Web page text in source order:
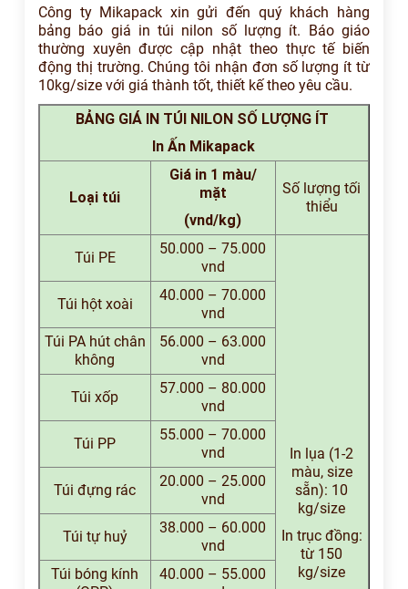
Công ty Mikapack xin gửi đến quý khách hàng
bảng báo giá in túi nilon số lượng ít. Báo giáo
thường xuyên được cập nhật theo thực tế biến
động thị trường. Chúng tôi nhận đơn số lượng ít từ
10kg/size với giá thành tốt, thiết kế theo yêu cầu.
BẢNG GIÁ IN TÚI NILON SỐ LƯỢNG ÍT
In Ấn Mikapack
Loại túi
Giá in 1 màu/
mặt
(vnd/kg)
Số lượng tối
thiểu
Túi PE
50.000 – 75.000
vnd
In lụa (1-2
màu, size
sẵn): 10
kg/size
In trục đồng:
từ 150
kg/size
Túi hột xoài
40.000 – 70.000
vnd
Túi PA hút chân
không
56.000 – 63.000
vnd
Túi xốp
57.000 – 80.000
vnd
Túi PP
55.000 – 70.000
vnd
Túi đựng rác
20.000 – 25.000
vnd
Túi tự huỷ
38.000 – 60.000
vnd
Túi bóng kính
40.000 – 55.000